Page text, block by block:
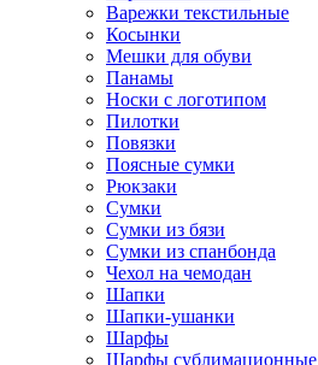
Варежки текстильные
Косынки
Мешки для обуви
Панамы
Носки с логотипом
Пилотки
Повязки
Поясные сумки
Рюкзаки
Сумки
Сумки из бязи
Сумки из спанбонда
Чехол на чемодан
Шапки
Шапки-ушанки
Шарфы
Шарфы сублимационные